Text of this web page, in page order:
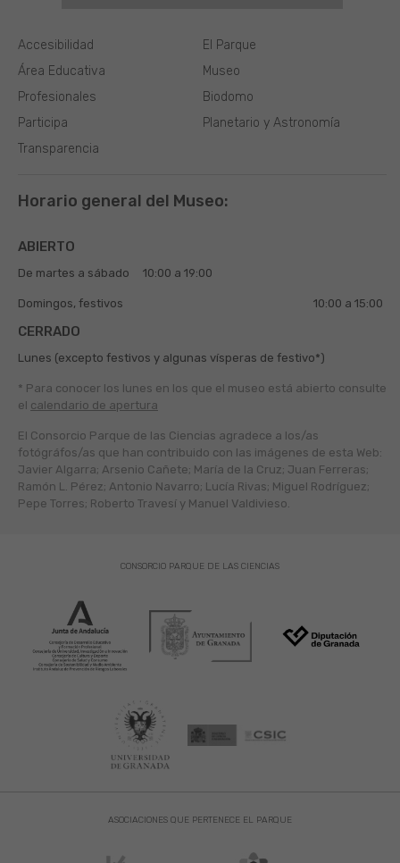
El Parque
Museo
Biodomo
Planetario y Astronomía
Área Educativa
Profesionales
Participa
Transparencia
Accesibilidad
Horario general del Museo:
ABIERTO
De martes a sábado 10:00 a 19:00
Domingos, festivos 10:00 a 15:00
CERRADO
Lunes (excepto festivos y algunas vísperas de festivo*)
* Para conocer los lunes en los que el museo está abierto consulte
el calendario de apertura
El Consorcio Parque de las Ciencias agradece a los/as
fotógráfos/as que han contribuido con las imágenes de esta Web:
Javier Algarra; Arsenio Cañete; María de la Cruz; Juan Ferreras;
Ramón L. Pérez; Antonio Navarro; Lucía Rivas; Miguel Rodríguez;
Pepe Torres; Roberto Travesí y Manuel Valdivieso.
ASOCIACIONES QUE PERTENECE EL PARQUE
CONSORCIO PARQUE DE LAS CIENCIAS